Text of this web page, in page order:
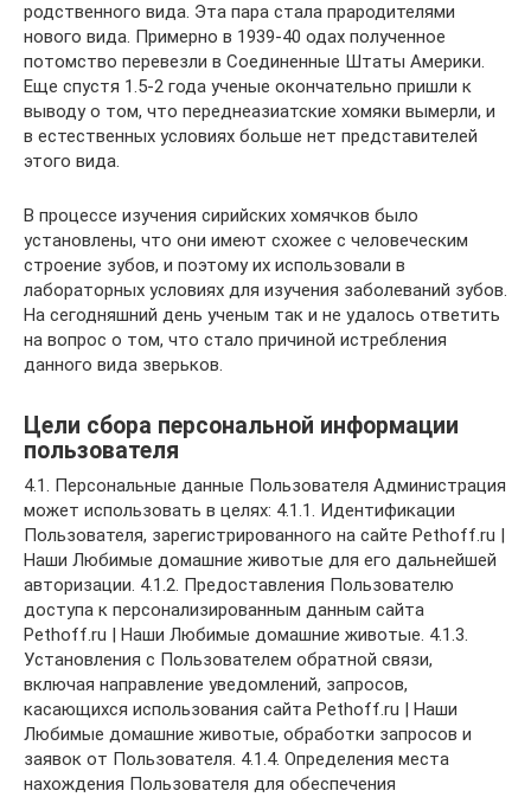
родственного вида. Эта пара стала прародителями
нового вида. Примерно в 1939-40 одах полученное
потомство перевезли в Соединенные Штаты Америки.
Еще спустя 1.5-2 года ученые окончательно пришли к
выводу о том, что переднеазиатские хомяки вымерли, и
в естественных условиях больше нет представителей
этого вида.
В процессе изучения сирийских хомячков было
установлены, что они имеют схожее с человеческим
строение зубов, и поэтому их использовали в
лабораторных условиях для изучения заболеваний зубов.
На сегодняшний день ученым так и не удалось ответить
на вопрос о том, что стало причиной истребления
данного вида зверьков.
Цели сбора персональной информации
пользователя
4.1. Персональные данные Пользователя Администрация
может использовать в целях: 4.1.1. Идентификации
Пользователя, зарегистрированного на сайте Pethoff.ru |
Наши Любимые домашние животые для его дальнейшей
авторизации. 4.1.2. Предоставления Пользователю
доступа к персонализированным данным сайта
Pethoff.ru | Наши Любимые домашние животые. 4.1.3.
Установления с Пользователем обратной связи,
включая направление уведомлений, запросов,
касающихся использования сайта Pethoff.ru | Наши
Любимые домашние животые, обработки запросов и
заявок от Пользователя. 4.1.4. Определения места
нахождения Пользователя для обеспечения